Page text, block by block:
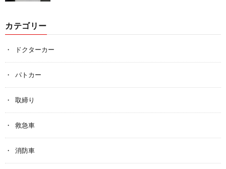
カテゴリー
ドクターカー
パトカー
取締り
救急車
消防車